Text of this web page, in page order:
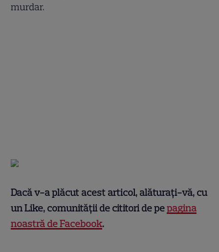
murdar.
Dacă v-a plăcut acest articol, alăturați-vă, cu
un Like, comunității de cititori de pepagina
noastră de Facebook.